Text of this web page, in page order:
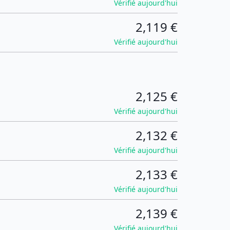
Vérifié aujourd'hui
2,119 €
Vérifié aujourd'hui
2,125 €
Vérifié aujourd'hui
2,132 €
Vérifié aujourd'hui
2,133 €
Vérifié aujourd'hui
2,139 €